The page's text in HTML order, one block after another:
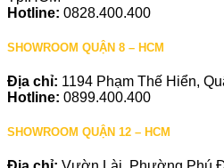
Hotline: 0828.400.400
SHOWROOM QUẬN 8 – HCM
Địa chỉ: 1194 Phạm Thế Hiển,
Hotline: 0899.400.400
SHOWROOM QUẬN 12 – HCM